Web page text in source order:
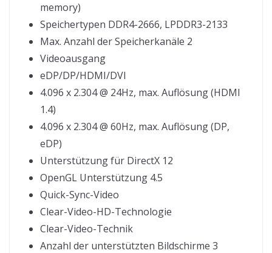
memory)
Speichertypen DDR4-2666, LPDDR3-2133
Max. Anzahl der Speicherkanäle 2
Videoausgang
eDP/DP/HDMI/DVI
4.096 x 2.304 @ 24Hz, max. Auflösung (HDMI
1.4)
4.096 x 2.304 @ 60Hz, max. Auflösung (DP,
eDP)
Unterstützung für DirectX 12
OpenGL Unterstützung 4.5
Quick-Sync-Video
Clear-Video-HD-Technologie
Clear-Video-Technik
Anzahl der unterstützten Bildschirme 3